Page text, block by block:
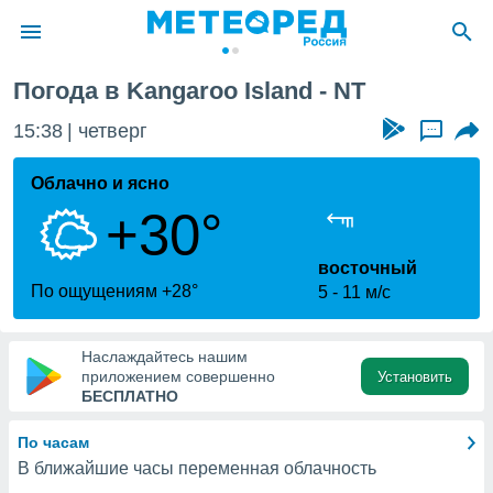
о
Вы можете
к этому
доступ
Погода в Kangaroo Island - NT
15:38 четверг ...
Облачно и ясно
+30°
По ощущениям +28°
восточный
5
11 м/с
Наслаждайтесь нашим
приложением совершенно
БЕСПЛАТНО
Установить
По часам
В ближайшие часы переменная облачность